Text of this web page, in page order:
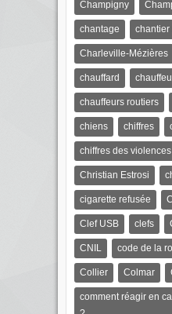
Champigny
chantage chantier
Charleville-Mézières
chauffard
chauffeurs routiers
chiens chiffres
chiffres des
Christian Estrosi
cigarette refusée
Clef USB clefs
CNIL code de la
Collier Colmar
comment réagir en